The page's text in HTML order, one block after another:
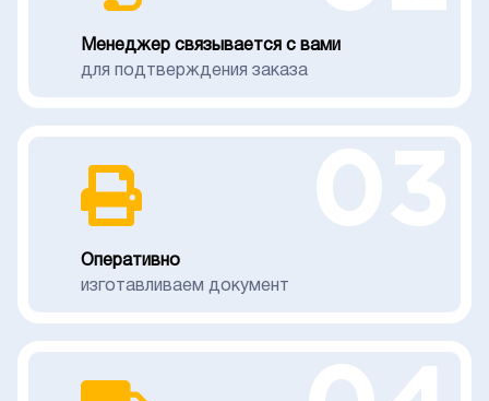
Менеджер связывается с вами
для подтверждения заказа
Оперативно
изготавливаем документ